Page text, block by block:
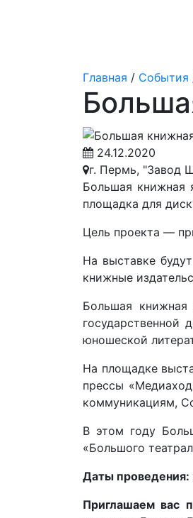
Главная / События
24.12.2020
г. Пермь, "Завод
Большая книжная
площадка для
Цель проекта —
На выставке
книжные
Большая книжная
государственной
юношеской
На площадке
прессы
коммуникациям,
В этом году
«Большого
Даты проведения:
Приглашаем вас